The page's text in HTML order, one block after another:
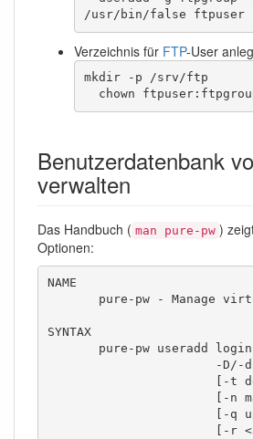
/usr/bin/false ftpuser
Verzeichnis für FTP-User
mkdir -p /srv/ftp
chown
Benutzerdatenbank
verwalten
Das Handbuch ( man pure-pw )
Optionen:
NAME
pure-pw - Manage
SYNTAX
pure-pw useradd
-D/-
[-t
[-n
[-q
[-r